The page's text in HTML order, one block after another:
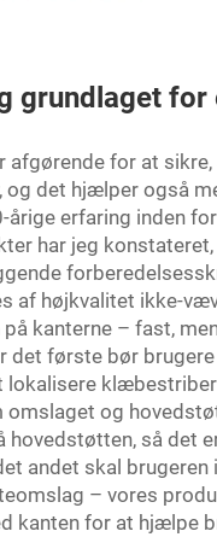
for
for at sikre,
det hjælper også
erfaring inden
har jeg
af højkvalitet ikke-
kanterne – fast,
første bør
og
så det
andet skal
– vores
kanten for at hjælpe